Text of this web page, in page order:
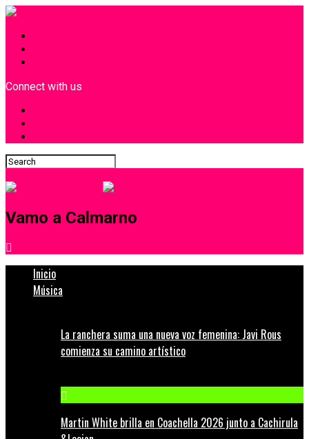
Connect with us
Vamo a Calmarno
Inicio
Música
La ranchera suma una nueva voz femenina: Javi Rous
comienza su camino artístico
Martin White brilla en Coachella 2026 junto a Cachirula